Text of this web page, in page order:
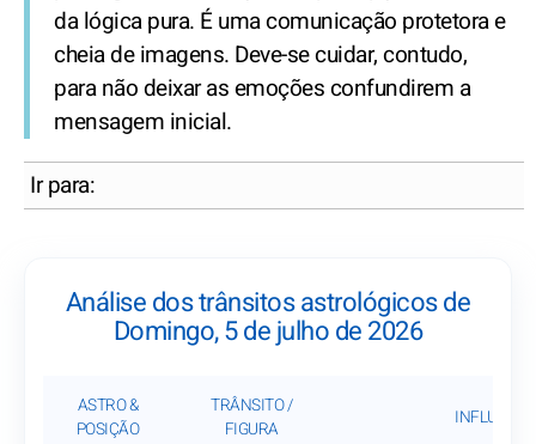
da lógica pura. É uma comunicação protetora e
cheia de imagens. Deve-se cuidar, contudo,
para não deixar as emoções confundirem a
mensagem inicial.
Ir para:
Análise dos trânsitos astrológicos de
Domingo, 5 de julho de 2026
ASTRO &
POSIÇÃO
TRÂNSITO /
FIGURA